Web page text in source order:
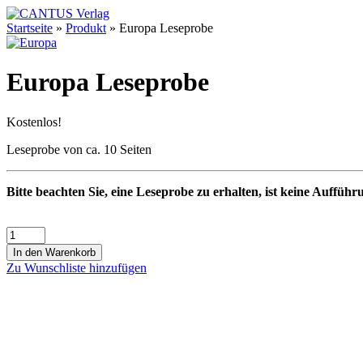
Startseite » Produkt » Europa Leseprobe
Europa Leseprobe
Kostenlos!
Leseprobe von ca. 10 Seiten
Bitte beachten Sie, eine Leseprobe zu erhalten, ist keine
In den Warenkorb
Zu Wunschliste hinzufügen